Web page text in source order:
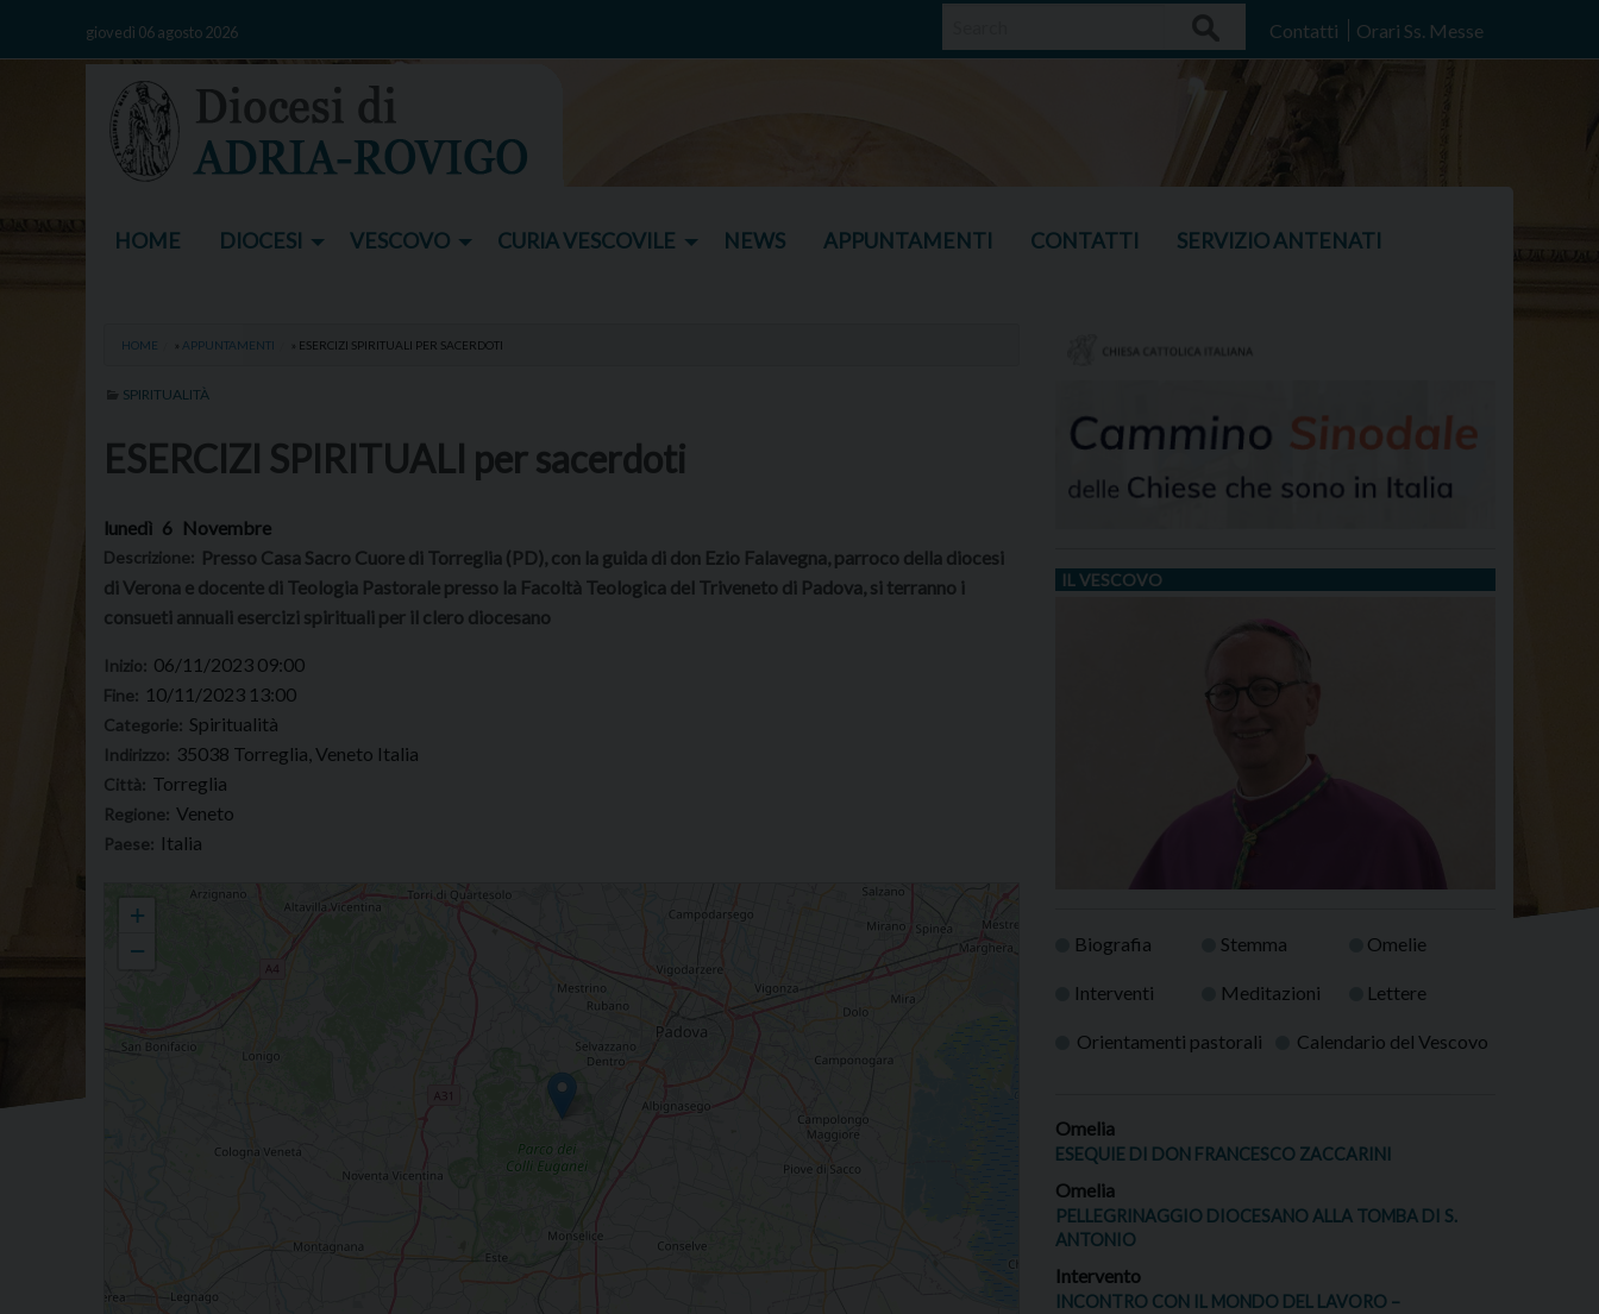
giovedì 06 agosto 2026 Contatti Orari Ss. Messe
HOME DIOCESI VESCOVO CURIA VESCOVILE NEWS APPUNTAMENTI CONTATTI SERVIZIO ANTENATI
HOME » APPUNTAMENTI » ESERCIZI SPIRITUALI PER SACERDOTI
SPIRITUALITÀ
ESERCIZI SPIRITUALI per sacerdoti
lunedì 6 Novembre
Descrizione: Presso Casa Sacro Cuore di Torreglia (PD), con la guida di don Ezio Falavegna, parroco della diocesi
di Verona e docente di Teologia Pastorale presso la Facoltà Teologica del Triveneto di Padova, si terranno i
consueti annuali esercizi spirituali per il clero diocesano
Inizio: 06/11/2023 09:00
Fine: 10/11/2023 13:00
Categorie: Spiritualità
Indirizzo: 35038 Torreglia, Veneto Italia
Città: Torreglia
Regione: Veneto
Paese: Italia
ESERCIZI SPIRITUALI per sacerdoti
+
−
IL VESCOVO
Biografia Stemma Omelie
Interventi Meditazioni Lettere
Orientamenti pastorali Calendario del Vescovo
Omelia
ESEQUIE DI DON FRANCESCO ZACCARINI
Omelia
PELLEGRINAGGIO DIOCESANO ALLA TOMBA DI S.
ANTONIO
Intervento
INCONTRO CON IL MONDO DEL LAVORO –